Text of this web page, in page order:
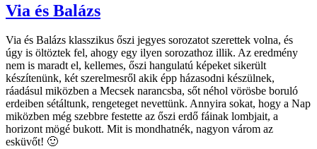
Via és Balázs
Via és Balázs klasszikus őszi jegyes sorozatot szerettek volna, és
úgy is öltöztek fel, ahogy egy ilyen sorozathoz illik. Az eredmény
nem is maradt el, kellemes, őszi hangulatú képeket sikerült
készítenünk, két szerelmesről akik épp házasodni készülnek,
ráadásul miközben a Mecsek narancsba, sőt néhol vörösbe boruló
erdeiben sétáltunk, rengeteget nevettünk. Annyira sokat, hogy a Nap
miközben még szebbre festette az őszi erdő fáinak lombjait, a
horizont mögé bukott. Mit is mondhatnék, nagyon várom az
esküvőt! 🙂